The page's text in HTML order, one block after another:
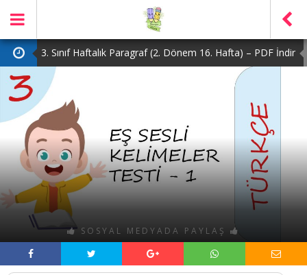
3. Sınıf Haftalık Paragraf (2. Dönem 16. Hafta) – PDF İndir
2. Sınıf Haftalık Paragraf (2. Dönem 16. Hafta) – PDF İndir
1. Sınıf Haftalık Paragraf (2. Dönem 16. Hafta) – PDF İndir
3. Sınıf Haftalık Paragraf (2. Dönem 15. Hafta) – PDF İndir
4. Sınıf Haftalık Paragraf (2. Dönem 16. Hafta) – PDF İndir
SOSYAL MEDYADA PAYLAŞ